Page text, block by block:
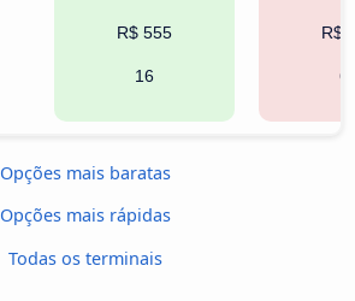
R$ 555
16
R$
Opções mais baratas
Opções mais rápidas
Todas os terminais